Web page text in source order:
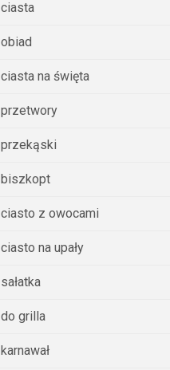
ciasta
obiad
ciasta na święta
przetwory
przekąski
biszkopt
ciasto z owocami
ciasto na upały
sałatka
do grilla
karnawał